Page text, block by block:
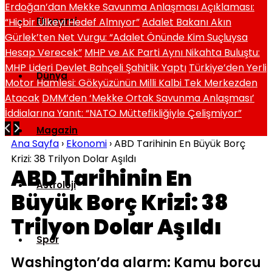
Ekonomi
Dünya
Magazin
Astroloji
Spor
Erdoğan’dan Mekke Savunma Anlaşması Açıklaması:
“Hiçbir Ülkeyi Hedef Almıyor”Adalet Bakanı Akın
Gürlek’ten Net Vurgu: “Adalet Önünde Kim Suçluysa
Hesap Verecek” MHP ve AK Parti Aynı Nikahta Buluştu:
MHP Lideri Devlet Bahçeli Şahitlik Yaptı Türkiye’den Yerli
Motor Hamlesi: Gökyüzünün Milli Kalbi Tek Merkezden
Atacak DMM’den ‘Mekke Ortak Savunma Anlaşması’
İddialarına Yanıt: “NATO Müttefikliğiyle Çelişmiyor”
Ana Sayfa › Ekonomi ›ABD Tarihinin En Büyük Borç
Krizi: 38 Trilyon Dolar Aşıldı
ABD Tarihinin En
Büyük Borç Krizi: 38
Trilyon Dolar Aşıldı
Washington’da alarm: Kamu borcu